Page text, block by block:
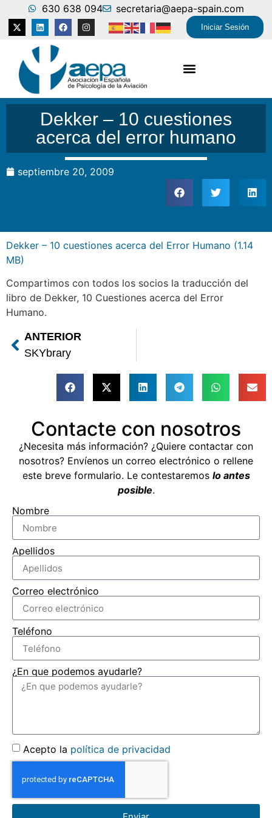
Iniciar Sesión
630 638 094 secretaria@aepa-spain.com
Dekker – 10 cuestiones
acerca del error humano
septiembre 20, 2009
Dekker – 10 cuestiones acerca del Error Humano (1.14
MB)
Compartimos con todos los socios la traducción del
libro de Dekker, 10 Cuestiones acerca del Error
Humano.
ANTERIOR
SKYbrary
Contacte con nosotros
¿Necesita más información? ¿Quiere contactar con
nosotros? Envíenos un correo electrónico o rellene
este breve formulario. Le contestaremos lo antes
posible.
Nombre
Apellidos
Correo electrónico
Teléfono
¿En que podemos ayudarle?
Acepto la política de privacidad